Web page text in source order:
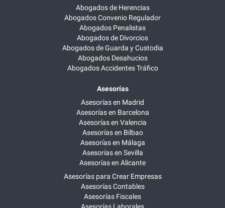
Abogados de Herencias
Abogados Convenio Regulador
Abogados Penalistas
Abogados de Divorcios
Abogados de Guarda y Custodia
Abogados Desahucios
Abogados Accidentes Tráfico
Asesorías
Asesorías en Madrid
Asesorías en Barcelona
Asesorías en Valencia
Asesorías en Bilbao
Asesorías en Málaga
Asesorías en Sevilla
Asesorías en Alicante
Asesorías para Crear Empresas
Asesorías Contables
Asesorías Fiscales